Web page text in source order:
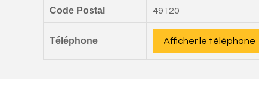
Code Postal 49120
Téléphone Afficher le téléphone